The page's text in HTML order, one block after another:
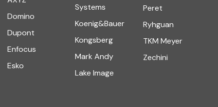
Domino
Dupont
Enfocus
Esko
Systems
Koenig&Bauer
Kongsberg
Mark Andy
Lake Image
Peret
Ryhguan
TKM Meyer
Zechini